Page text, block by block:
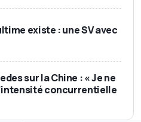
existe : une SV avec
sur la Chine : « Je ne
concurrentielle